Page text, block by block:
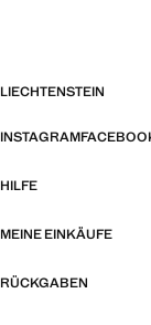
LIECHTENSTEIN
INSTAGRAM
HILFE
MEINE EINKÄUFE
RÜCKGABEN